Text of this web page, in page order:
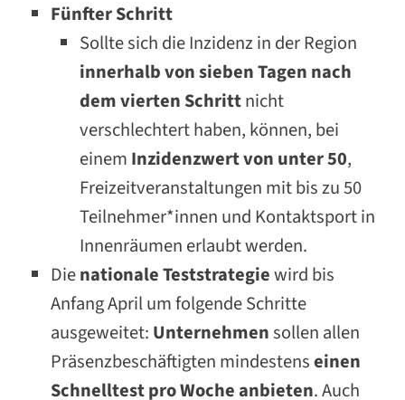
Fünfter Schritt
Sollte sich die Inzidenz in der Region
innerhalb von sieben Tagen nach
dem vierten Schrittnicht
verschlechtert haben, können, bei
einem Inzidenzwert von unter 50,
Freizeitveranstaltungen mit bis zu 50
Teilnehmer*innen und Kontaktsport in
Innenräumen erlaubt werden.
Dienationale Teststrategiewird bis
Anfang April um folgende Schritte
ausgeweitet: Unternehmensollen allen
Präsenzbeschäftigten mindestenseinen
Schnelltest pro Woche anbieten. Auch